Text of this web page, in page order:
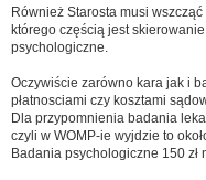
Również Starosta musi
którego częścią jest
psychologiczne.
Oczywiście zarówno kara jak i
płatnosciami czy kosztami
Dla przypomnienia badania
czyli w WOMP-ie wyjdzie to
Badania psychologiczne 150 zł